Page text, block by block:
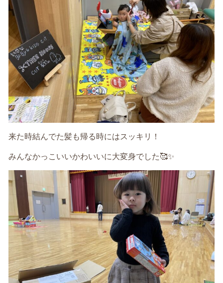
来た時結んでた髪も帰る時にはスッキリ！
みんなかっこいいかわいいに大変身でした🥰✨